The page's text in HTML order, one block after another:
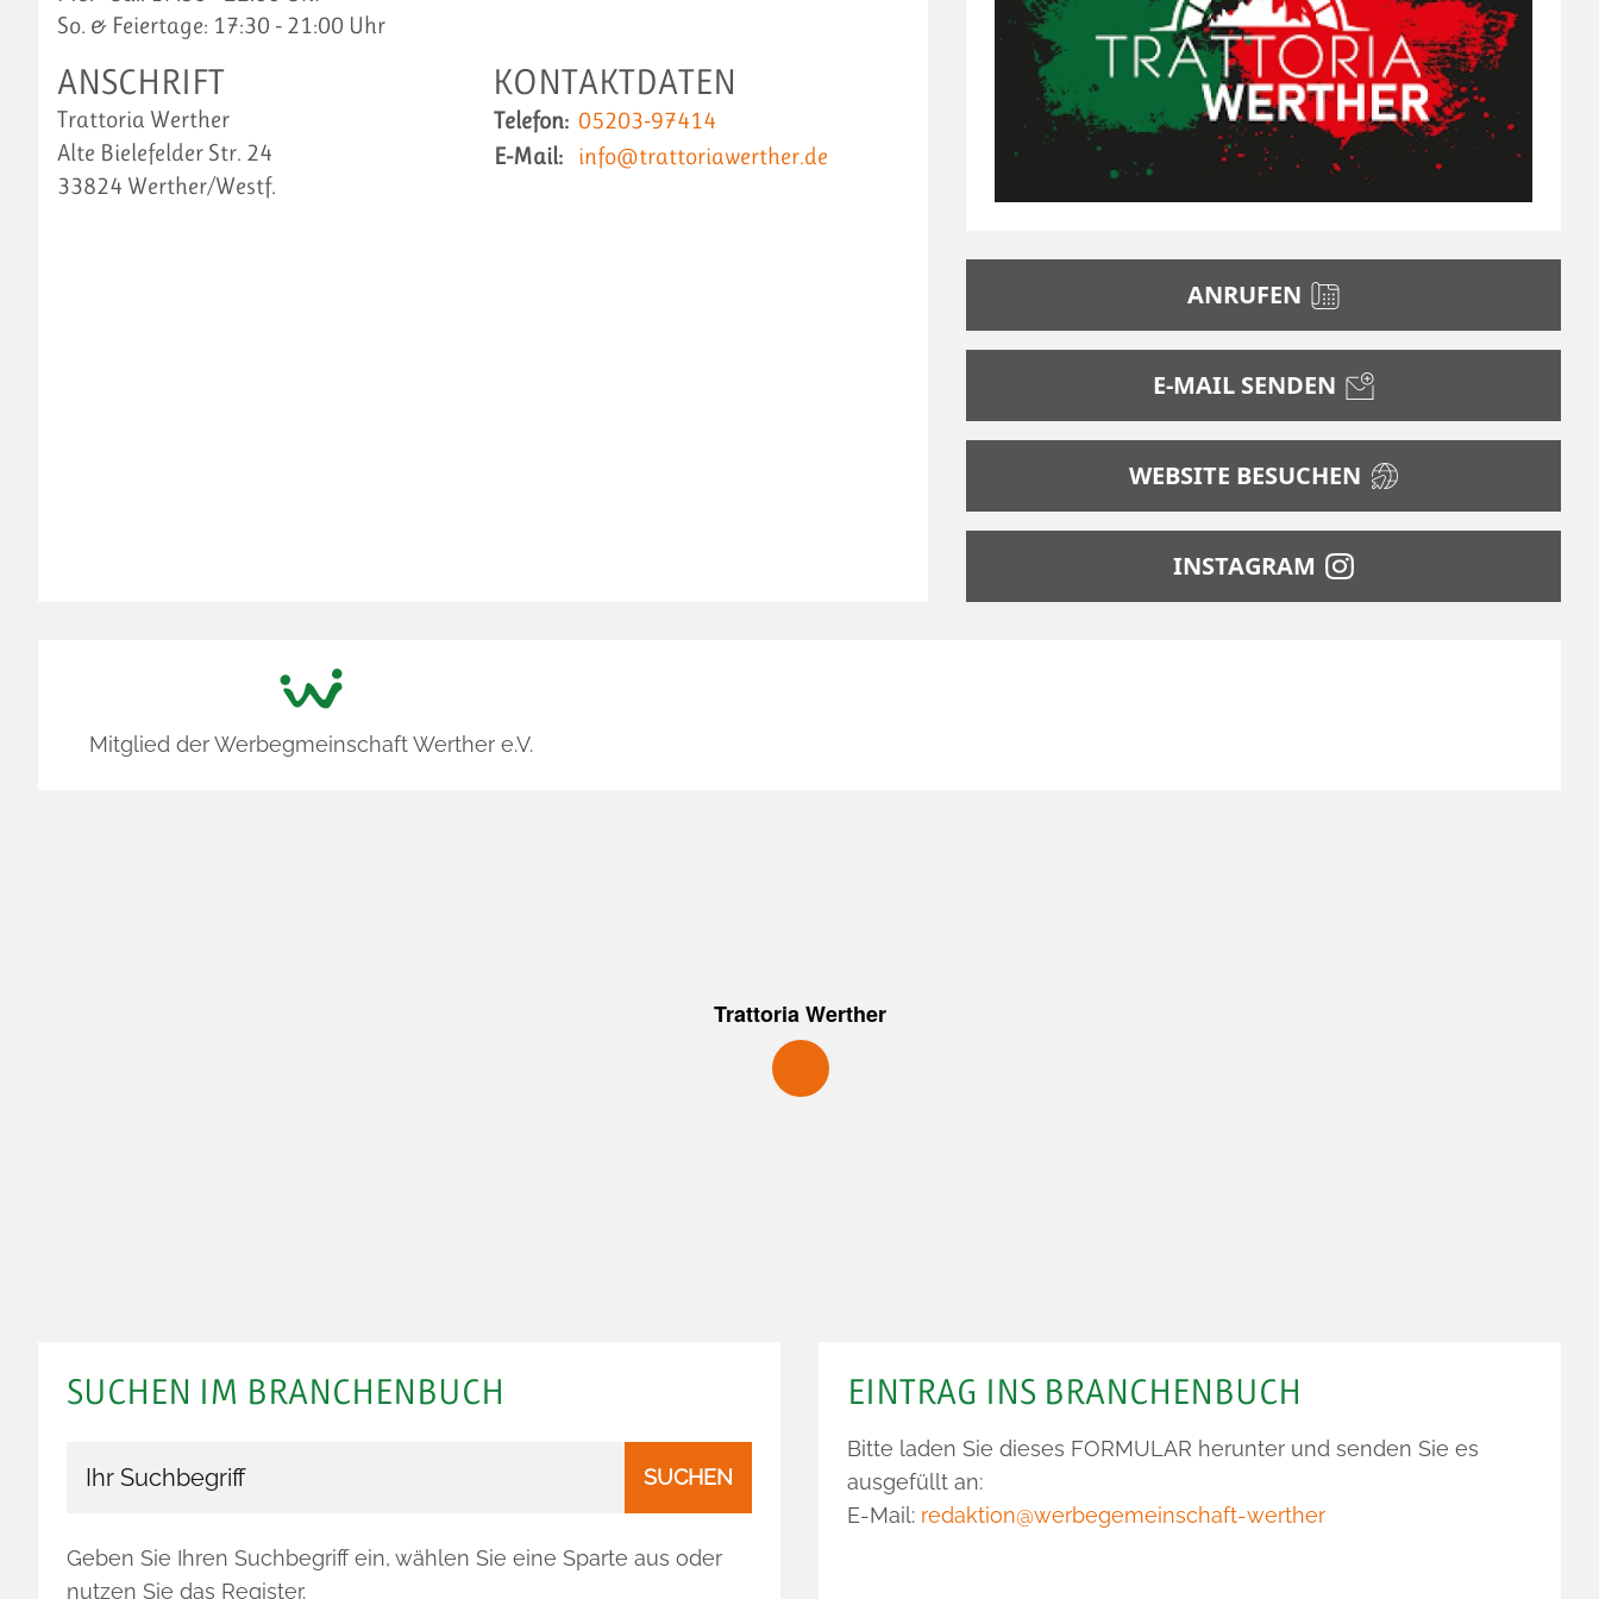
So. & Feiertage: 17:30 - 21:00 Uhr
ANSCHRIFT
Trattoria Werther
Alte Bielefelder Str. 24
33824 Werther/Westf.
KONTAKTDATEN
Telefon: 05203-97414
E-Mail:
info@trattoriawerther.de
ANRUFEN
E-MAIL SENDEN
WEBSITE BESUCHEN
INSTAGRAM
Mitglied der Werbegmeinschaft Werther e.V.
Trattoria Werther
SUCHEN IM BRANCHENBUCH
SUCHEN
Geben Sie Ihren Suchbegriff ein, wählen Sie eine Sparte aus oder
nutzen Sie das Register.
EINTRAG INS BRANCHENBUCH
Bitte laden Sie dieses FORMULAR herunter und senden Sie es
ausgefüllt an:
E-Mail: redaktion@werbegemeinschaft-werther